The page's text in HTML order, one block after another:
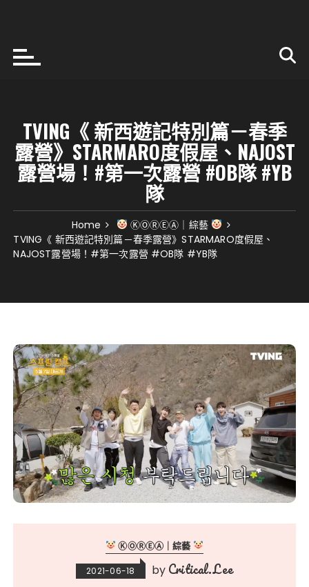
TVING《 新西遊記特別篇－春季
露營》STARMARO度假屋、NAJOST
露營場！#第一次露營 #OB隊 #YB
隊
Home
ⓀⓄⓇⒺⒶ｜綜藝
TVING《 新西遊記特別篇－春季露營》STARMARO度假屋、
NAJOST露營場！#第一次露營 #OB隊 #YB隊
ⓀⓄⓇⒺⒶ｜綜藝
2021-06-18 by Critical.Lee